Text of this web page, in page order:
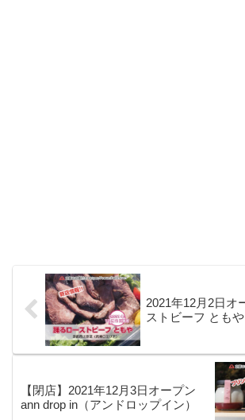
2021年12月2日オ
ストビーフ とも
【閉店】2021年12月3日オープン
ann drop in（アンドロップイン）